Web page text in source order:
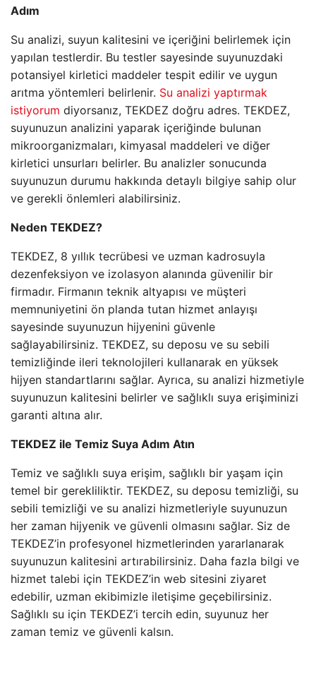
Adım
Su analizi, suyun kalitesini ve içeriğini belirlemek için
yapılan testlerdir. Bu testler sayesinde suyunuzdaki
potansiyel kirletici maddeler tespit edilir ve uygun
arıtma yöntemleri belirlenir. Su analizi yaptırmak
istiyorum diyorsanız, TEKDEZ doğru adres. TEKDEZ,
suyunuzun analizini yaparak içeriğinde bulunan
mikroorganizmaları, kimyasal maddeleri ve diğer
kirletici unsurları belirler. Bu analizler sonucunda
suyunuzun durumu hakkında detaylı bilgiye sahip olur
ve gerekli önlemleri alabilirsiniz.
Neden TEKDEZ?
TEKDEZ, 8 yıllık tecrübesi ve uzman kadrosuyla
dezenfeksiyon ve izolasyon alanında güvenilir bir
firmadır. Firmanın teknik altyapısı ve müşteri
memnuniyetini ön planda tutan hizmet anlayışı
sayesinde suyunuzun hijyenini güvenle
sağlayabilirsiniz. TEKDEZ, su deposu ve su sebili
temizliğinde ileri teknolojileri kullanarak en yüksek
hijyen standartlarını sağlar. Ayrıca, su analizi hizmetiyle
suyunuzun kalitesini belirler ve sağlıklı suya erişiminizi
garanti altına alır.
TEKDEZ ile Temiz Suya Adım Atın
Temiz ve sağlıklı suya erişim, sağlıklı bir yaşam için
temel bir gerekliliktir. TEKDEZ, su deposu temizliği, su
sebili temizliği ve su analizi hizmetleriyle suyunuzun
her zaman hijyenik ve güvenli olmasını sağlar. Siz de
TEKDEZ’in profesyonel hizmetlerinden yararlanarak
suyunuzun kalitesini artırabilirsiniz. Daha fazla bilgi ve
hizmet talebi için TEKDEZ’in web sitesini ziyaret
edebilir, uzman ekibimizle iletişime geçebilirsiniz.
Sağlıklı su için TEKDEZ’i tercih edin, suyunuz her
zaman temiz ve güvenli kalsın.